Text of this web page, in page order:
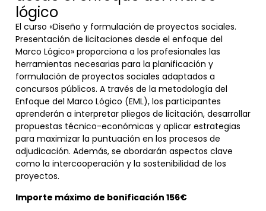
lógico
El curso «Diseño y formulación de proyectos sociales.
Presentación de licitaciones desde el enfoque del
Marco Lógico» proporciona a los profesionales las
herramientas necesarias para la planificación y
formulación de proyectos sociales adaptados a
concursos públicos. A través de la metodología del
Enfoque del Marco Lógico (EML), los participantes
aprenderán a interpretar pliegos de licitación, desarrollar
propuestas técnico-económicas y aplicar estrategias
para maximizar la puntuación en los procesos de
adjudicación. Además, se abordarán aspectos clave
como la intercooperación y la sostenibilidad de los
proyectos.
Importe máximo de bonificación 156€